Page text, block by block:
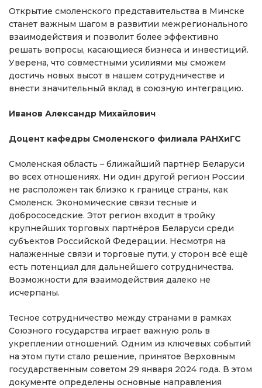
Открытие смоленского представительства в Минске
станет важным шагом в развитии межрегионального
взаимодействия и позволит более эффективно
решать вопросы, касающиеся бизнеса и инвестиций.
Уверена, что совместными усилиями мы сможем
достичь новых высот в нашем сотрудничестве и
внести значительный вклад в союзную интеграцию.
Иванов Александр Михайлович
Доцент кафедры Смоленского филиала РАНХиГС
Смоленская область – ближайший партнёр Беларуси
во всех отношениях. Ни один другой регион России
не расположен так близко к границе страны, как
Смоленск. Экономические связи тесные и
добрососедские. Этот регион входит в тройку
крупнейших торговых партнёров Беларуси среди
субъектов Российской Федерации. Несмотря на
налаженные связи и торговые пути, у сторон всё ещё
есть потенциал для дальнейшего сотрудничества.
Возможности для взаимодействия далеко не
исчерпаны.
Тесное сотрудничество между странами в рамках
Союзного государства играет важную роль в
укреплении отношений. Одним из ключевых событий
на этом пути стало решение, принятое Верховным
государственным советом 29 января 2024 года. В этом
документе определены основные направления